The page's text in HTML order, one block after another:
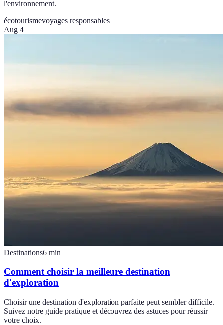
l'environnement.
écotourismevoyages responsables
Aug 4
Destinations6 min
Comment choisir la meilleure destination
d'exploration
Choisir une destination d'exploration parfaite peut sembler difficile.
Suivez notre guide pratique et découvrez des astuces pour réussir
votre choix.